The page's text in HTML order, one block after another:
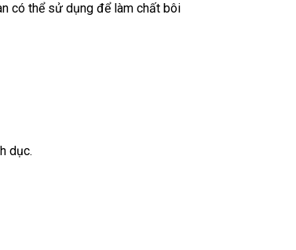
có thể sử dụng để làm chất bôi
dục.